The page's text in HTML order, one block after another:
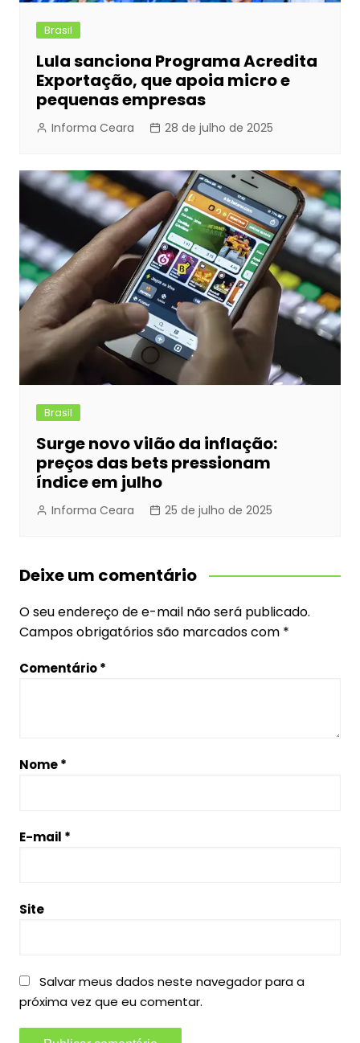
Brasil
Lula sanciona Programa Acredita
Exportação, que apoia micro e
pequenas empresas
Informa Ceara 28 de julho de 2025
Brasil
Surge novo vilão da inflação:
preços das bets pressionam
índice em julho
Informa Ceara 25 de julho de 2025
Deixe um comentário
O seu endereço de e-mail não será publicado.
Campos obrigatórios são marcados com *
Comentário*
Nome*
E-mail *
Site
Salvar meus dados neste navegador para a
próxima vez que eu comentar.